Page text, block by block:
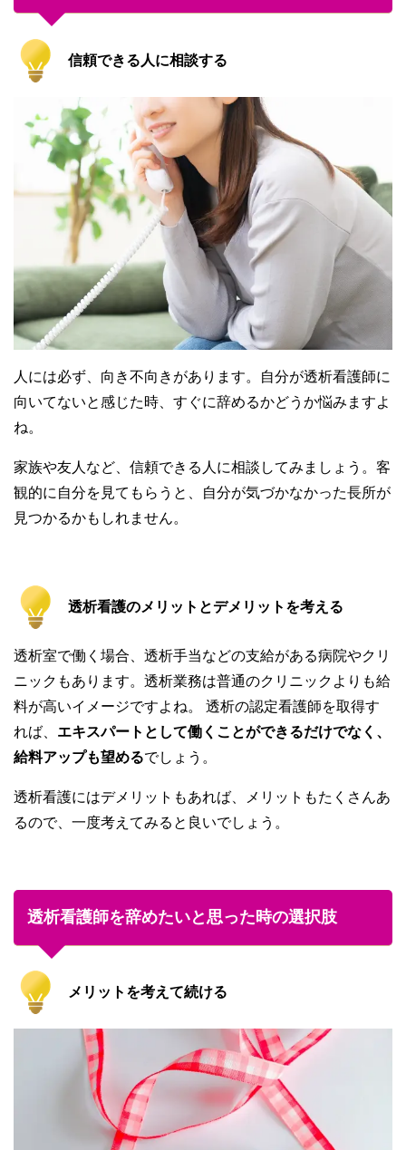
信頼できる人に相談する
人には必ず、向き不向きがあります。自分が透析看護師に
向いてないと感じた時、すぐに辞めるかどうか悩みますよ
ね。
家族や友人など、信頼できる人に相談してみましょう。客
観的に自分を見てもらうと、自分が気づかなかった長所が
見つかるかもしれません。
透析看護のメリットとデメリットを考える
透析室で働く場合、透析手当などの支給がある病院やクリ
ニックもあります。透析業務は普通のクリニックよりも給
料が高いイメージですよね。 透析の認定看護師を取得す
れば、 エキスパートとして働くことができるだけでなく、
給料アップも望めるでしょう。
透析看護にはデメリットもあれば、メリットもたくさんあ
るので、一度考えてみると良いでしょう。
透析看護師を辞めたいと思った時の選択肢
メリットを考えて続ける